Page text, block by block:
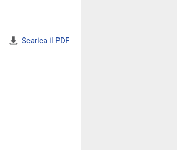
Scarica il PDF